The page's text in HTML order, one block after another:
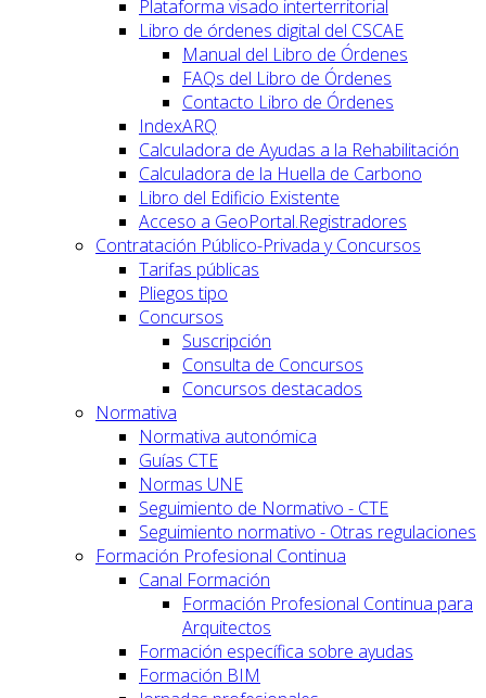
Plataforma visado interterritorial
Libro de órdenes digital del CSCAE
Manual del Libro de Órdenes
FAQs del Libro de Órdenes
Contacto Libro de Órdenes
IndexARQ
Calculadora de Ayudas a la Rehabilitación
Calculadora de la Huella de Carbono
Libro del Edificio Existente
Acceso a GeoPortal.Registradores
Contratación Público-Privada y Concursos
Tarifas públicas
Pliegos tipo
Concursos
Suscripción
Consulta de Concursos
Concursos destacados
Normativa
Normativa autonómica
Guías CTE
Normas UNE
Seguimiento de Normativo - CTE
Seguimiento normativo - Otras regulaciones
Formación Profesional Continua
Canal Formación
Formación Profesional Continua para
Arquitectos
Formación específica sobre ayudas
Formación BIM